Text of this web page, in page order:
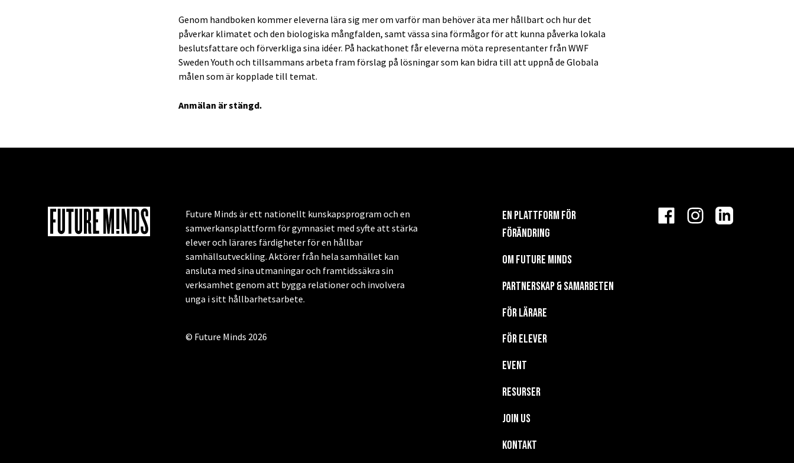
Genom handboken kommer eleverna lära sig mer om varför man behöver äta mer hållbart och hur det
påverkar klimatet och den biologiska mångfalden, samt vässa sina förmågor för att kunna påverka lokala
beslutsfattare och förverkliga sina idéer. På hackathonet får eleverna möta representanter från WWF
Sweden Youth och tillsammans arbeta fram förslag på lösningar som kan bidra till att uppnå de Globala
målen som är kopplade till temat.
Anmälan är stängd.
Future Minds är ett nationellt kunskapsprogram och en
samverkansplattform för gymnasiet med syfte att stärka
elever och lärares färdigheter för en hållbar
samhällsutveckling. Aktörer från hela samhället kan
ansluta med sina utmaningar och framtidssäkra sin
verksamhet genom att bygga relationer och involvera
unga i sitt hållbarhetsarbete.
© Future Minds 2026
En plattform för
förändring
Om Future Minds
Partnerskap & Samarbeten
För lärare
För elever
EVENT
Resurser
Join us
KONTAKT
FÖLJ